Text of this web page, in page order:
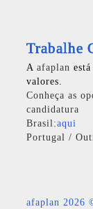
Trabalhe
A afaplan
valores.
Conheça as
candidatura
Brasil:aqui
Portugal /
afaplan 2026